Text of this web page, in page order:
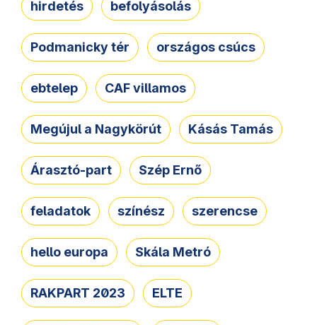
hirdetés befolyásolás
Podmanicky tér országos csúcs
ebtelep CAF villamos
Megújul a Nagykörút Kásás Tamás
Árasztó-part Szép Ernő
feladatok színész szerencse
hello europa Skála Metró
RAKPART 2023 ELTE